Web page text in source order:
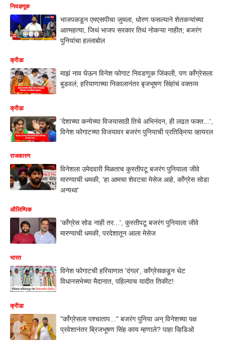
निवडणूक
भाजपकडून एमएसपीचा जुमला, धोरण फसल्याने शेतकऱ्यांच्या
आत्महत्या, जिथं भाजप सरकार तिथं नोकऱ्या नाहीत; बजरंग
पुनियांचा हल्लाबोल
क्रीडा
माझं नाव घेऊन विनेश फोगाट निवडणूक जिंकली, पण काँग्रेसला
बुडवलं; हरियाणाच्या निकालानंतर बृजभूषण सिंहांचं वक्तव्य
क्रीडा
'देशाच्या कन्येच्या विजयासाठी तिचे अभिनंदन, ही लढत फक्त...',
विनेश फोगाटच्या विजयावर बजरंग पुनियाची प्रतिक्रिया व्हायरल
राजकारण
विनेशला उमेदवारी मिळताच कुस्तीपटू बजरंग पुनियाला जीवे
मारण्याची धमकी, 'हा आमचा शेवटचा मेसेज आहे, काँग्रेस सोडा
अन्यथा'
ऑलिम्पिक
'काँग्रेस सोड नाही तर...', कुस्तीपटू बजरंग पुनियाला जीवे
मारण्याची धमकी, परदेशातून आला मेसेज
भारत
विनेश फोगाटची हरियाणात 'दंगल', काँग्रेसकडून थेट
विधानसभेच्या मैदानात, पहिल्याच यादीत तिकीट!
क्रीडा
"काँग्रेसला पश्चाताप..." बजरंग पुनिया अन् विनेशच्या पक्ष
प्रवेशानंतर ब्रिजभूषण सिंह काय म्हणाले? पाहा व्हिडिओ